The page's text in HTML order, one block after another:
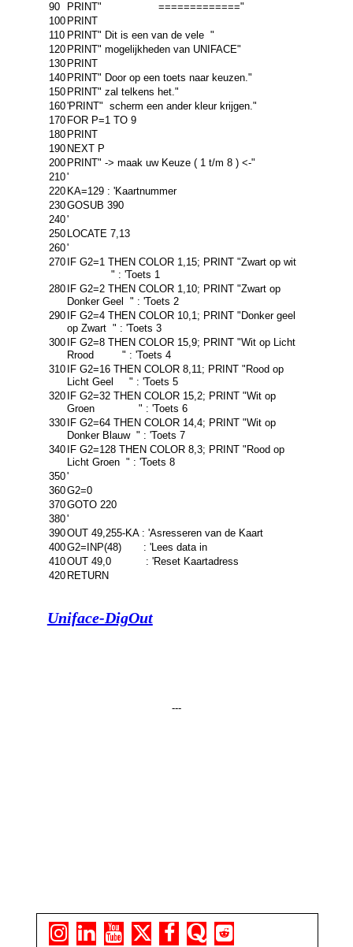
90
PRINT" ============="
100 PRINT
110 PRINT" Dit is een van de vele "
120 PRINT" mogelijkheden van UNIFACE"
130 PRINT
140 PRINT" Door op een toets naar keuzen."
150 PRINT" zal telkens het."
160'PRINT" scherm een ander kleur krijgen."
170 FOR P=1 TO 9
180 PRINT
190 NEXT P
200 PRINT" -> maak uw Keuze ( 1 t/m 8 ) <-"
210'
220 KA=129 : 'Kaartnummer
230GOSUB 390
240'
250 LOCATE 7,13
260'
270 IF G2=1 THEN COLOR 1,15; PRINT "Zwart op wit
" : 'Toets 1
280 IF G2=2 THEN COLOR 1,10; PRINT "Zwart op
Donker Geel " : 'Toets 2
290 IF G2=4 THEN COLOR 10,1; PRINT "Donker geel
op Zwart " : 'Toets 3
300 IF G2=8 THEN COLOR 15,9; PRINT "Wit op Licht
Rrood " : 'Toets 4
310 IF G2=16 THEN COLOR 8,11; PRINT "Rood op
Licht Geel " : 'Toets 5
320 IF G2=32 THEN COLOR 15,2; PRINT "Wit op
Groen " : 'Toets 6
330 IF G2=64 THEN COLOR 14,4; PRINT "Wit op
Donker Blauw " : 'Toets 7
340 IF G2=128 THEN COLOR 8,3; PRINT "Rood op
Licht Groen " : 'Toets 8
350'
360G2=0
370GOTO 220
380'
390OUT 49,255-KA : 'Asresseren van de Kaart
400G2=INP(48) : 'Lees data in
410OUT 49,0 : 'Reset Kaartadress
420 RETURN
Uniface-DigOut
---